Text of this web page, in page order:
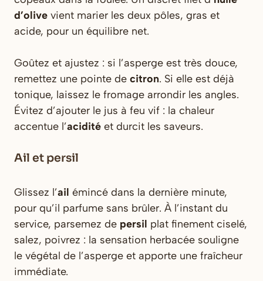
d’olive vient marier les deux pôles, gras et
acide, pour un équilibre net.
Goûtez et ajustez : si l’asperge est très douce,
remettez une pointe de citron. Si elle est déjà
tonique, laissez le fromage arrondir les angles.
Évitez d’ajouter le jus à feu vif : la chaleur
accentue l’acidité et durcit les saveurs.
Ail et persil
Glissez l’ail émincé dans la dernière minute,
pour qu’il parfume sans brûler. À l’instant du
service, parsemez de persil plat finement ciselé,
salez, poivrez : la sensation herbacée souligne
le végétal de l’asperge et apporte une fraîcheur
immédiate.